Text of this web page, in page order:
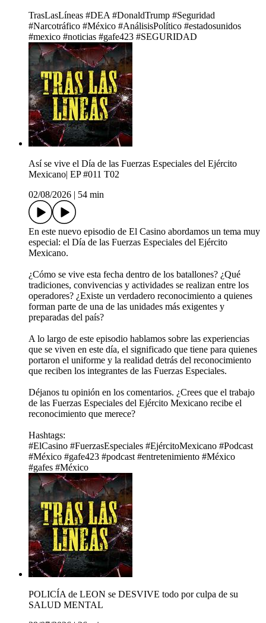
TrasLasLíneas #DEA #DonaldTrump #Seguridad
#Narcotráfico #México #AnálisisPolítico #estadosunidos
#mexico #noticias #gafe423 #SEGURIDAD
Así se vive el Día de las Fuerzas Especiales del Ejército
Mexicano| EP #011 T02
02/08/2026
54 min
En este nuevo episodio de El Casino abordamos un tema muy
especial: el Día de las Fuerzas Especiales del Ejército
Mexicano.
¿Cómo se vive esta fecha dentro de los batallones? ¿Qué
tradiciones, convivencias y actividades se realizan entre los
operadores? ¿Existe un verdadero reconocimiento a quienes
forman parte de una de las unidades más exigentes y
preparadas del país?
A lo largo de este episodio hablamos sobre las experiencias
que se viven en este día, el significado que tiene para quienes
portaron el uniforme y la realidad detrás del reconocimiento
que reciben los integrantes de las Fuerzas Especiales.
Déjanos tu opinión en los comentarios. ¿Crees que el trabajo
de las Fuerzas Especiales del Ejército Mexicano recibe el
reconocimiento que merece?
Hashtags:
#ElCasino #FuerzasEspeciales #EjércitoMexicano #Podcast
#México #gafe423 #podcast #entretenimiento #México
#gafes #México
POLICÍA de LEON se DESVIVE todo por culpa de su
SALUD MENTAL